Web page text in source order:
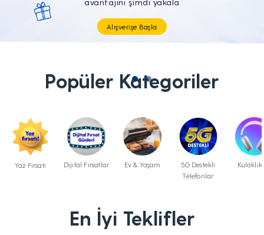
Tüm Teknolojik İhtiyaçların Tam'da
Popüler Kategoriler
Yaz Fırsatı Dijital Fırsatlar Ev & Yaşam
5G Destekli
Telefonlar
En İyi Teklifler